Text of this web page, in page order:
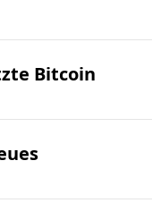
Bitcoin